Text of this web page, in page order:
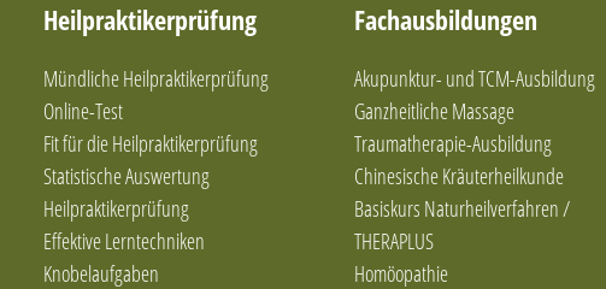
Heilpraktikerprüfung
Mündliche Heilpraktikerprüfung
Online-Test
Fit für die Heilpraktikerprüfung
Statistische Auswertung
Heilpraktikerprüfung
Effektive Lerntechniken
Knobelaufgaben
Fachausbildungen
Akupunktur- und TCM-Ausbildung
Ganzheitliche Massage
Traumatherapie-Ausbildung
Chinesische Kräuterheilkunde
Basiskurs Naturheilverfahren /
THERAPLUS
Homöopathie